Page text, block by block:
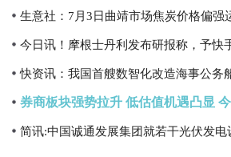
生意社：7月3日曲靖市场焦炭价格偏强
快资讯：我国首艘数智化改造海事公务
券商板块强势拉升 低估值机遇凸显
简讯:中国诚通发展集团就若干光伏发